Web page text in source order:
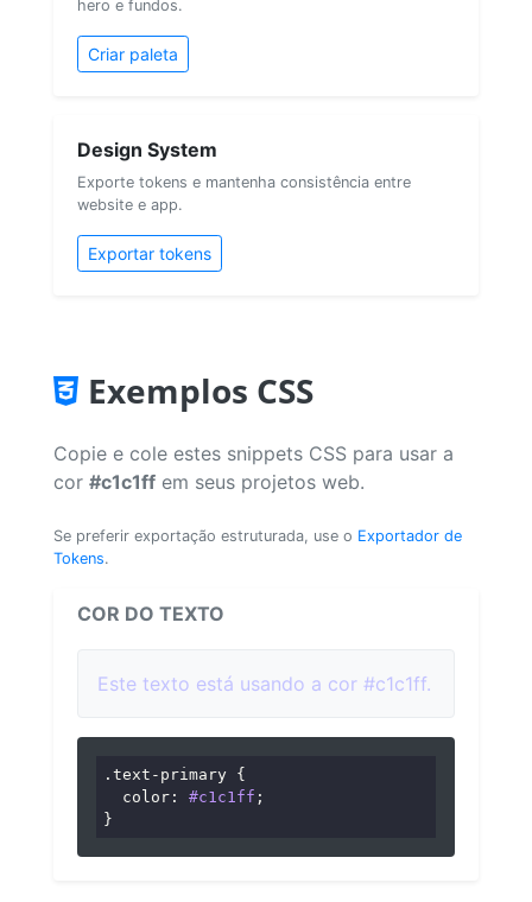
hero e fundos.
Criar paleta
Design System
Exporte tokens e mantenha consistência entre
website e app.
Exportar tokens
Exemplos CSS
Copie e cole estes snippets CSS para usar a
cor #c1c1ff em seus projetos web.
Se preferir exportação estruturada, use o Exportador de
Tokens.
COR DO TEXTO
Este texto está usando a cor #c1c1ff.
.text-primary {
color : #c1c1ff ;
}